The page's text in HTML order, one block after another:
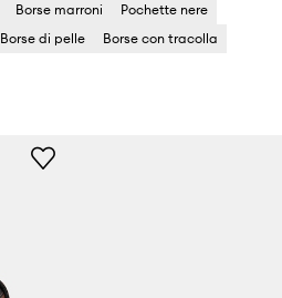
Borse marroni
Pochette nere
Borse di pelle
Borse con tracolla